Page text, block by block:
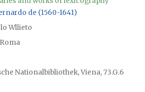
de (1560-1641)
Wllieto
Nationalbibliothek, Viena, 73.G.6